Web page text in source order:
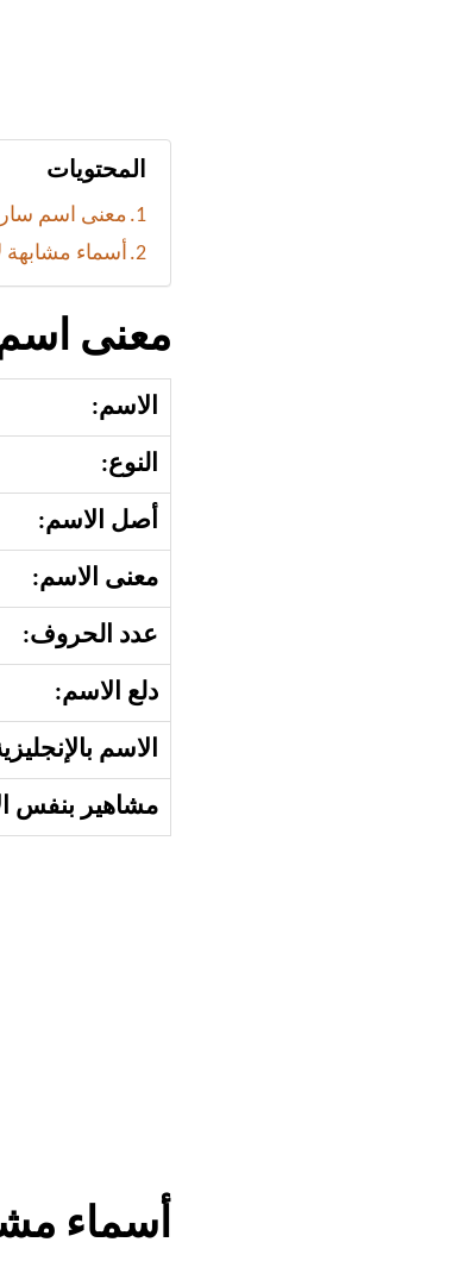
المحتويات
معنى اسم
أسماء
معنى
الاسم:
النوع:
أصل الاسم:
معنى الاسم:
عدد الحروف:
دلع الاسم:
الاسم
مشاهير بنفس
أسماء